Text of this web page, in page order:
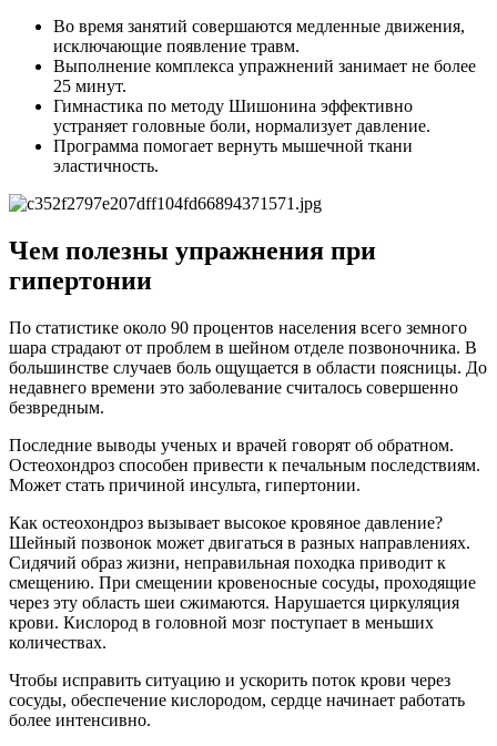
Во время занятий совершаются медленные движения,
исключающие появление травм.
Выполнение комплекса упражнений занимает не более
25 минут.
Гимнастика по методу Шишонина эффективно
устраняет головные боли, нормализует давление.
Программа помогает вернуть мышечной ткани
эластичность.
Чем полезны упражнения при
гипертонии
По статистике около 90 процентов населения всего земного
шара страдают от проблем в шейном отделе позвоночника. В
большинстве случаев боль ощущается в области поясницы. До
недавнего времени это заболевание считалось совершенно
безвредным.
Последние выводы ученых и врачей говорят об обратном.
Остеохондроз способен привести к печальным последствиям.
Может стать причиной инсульта, гипертонии.
Как остеохондроз вызывает высокое кровяное давление?
Шейный позвонок может двигаться в разных направлениях.
Сидячий образ жизни, неправильная походка приводит к
смещению. При смещении кровеносные сосуды, проходящие
через эту область шеи сжимаются. Нарушается циркуляция
крови. Кислород в головной мозг поступает в меньших
количествах.
Чтобы исправить ситуацию и ускорить поток крови через
сосуды, обеспечение кислородом, сердце начинает работать
более интенсивно.